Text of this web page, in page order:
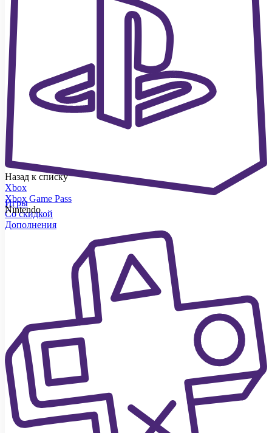
Игры
Со скидкой
Дополнения
Назад к списку
Xbox
Xbox Game Pass
Nintendo